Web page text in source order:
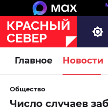
Главное Новости
Общество
Число случаев